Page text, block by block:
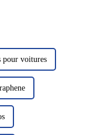
pour voitures